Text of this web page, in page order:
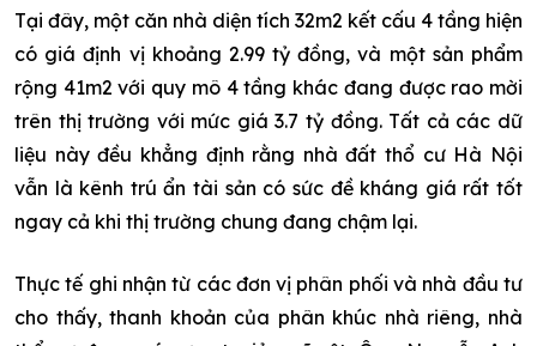
Tại đây, một căn nhà diện tích 32m2 kết cấu 4 tầng hiện
có giá định vị khoảng 2.99 tỷ đồng, và một sản phẩm
rộng 41m2 với quy mô 4 tầng khác đang được rao mời
trên thị trường với mức giá 3.7 tỷ đồng. Tất cả các dữ
liệu này đều khẳng định rằng nhà đất thổ cư Hà Nội
vẫn là kênh trú ẩn tài sản có sức đề kháng giá rất tốt
ngay cả khi thị trường chung đang chậm lại.
Thực tế ghi nhận từ các đơn vị phân phối và nhà đầu tư
cho thấy, thanh khoản của phân khúc nhà riêng, nhà